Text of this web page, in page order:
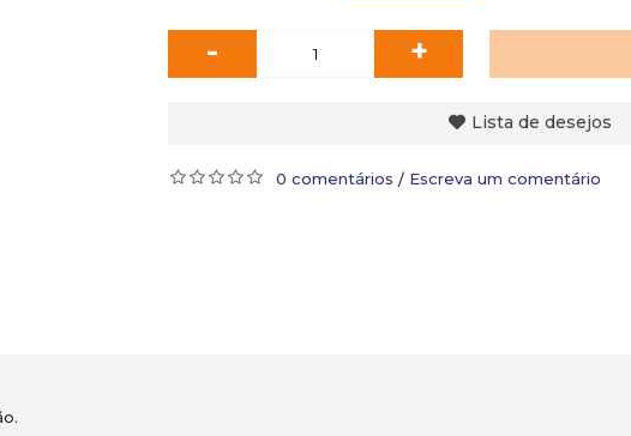
- +
Lista de desejos
0 comentários / Escreva um comentário